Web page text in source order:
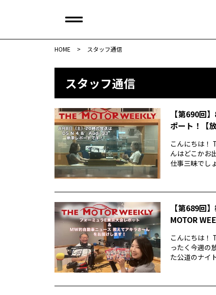
HOME > スタッフ通信
スタッフ通信
【第690回
ポート！【
こんにちは！
んはどこかお
仕事三昧でし
【第689回
MOTOR
こんにちは！
ったく今週の
た公道のナイ